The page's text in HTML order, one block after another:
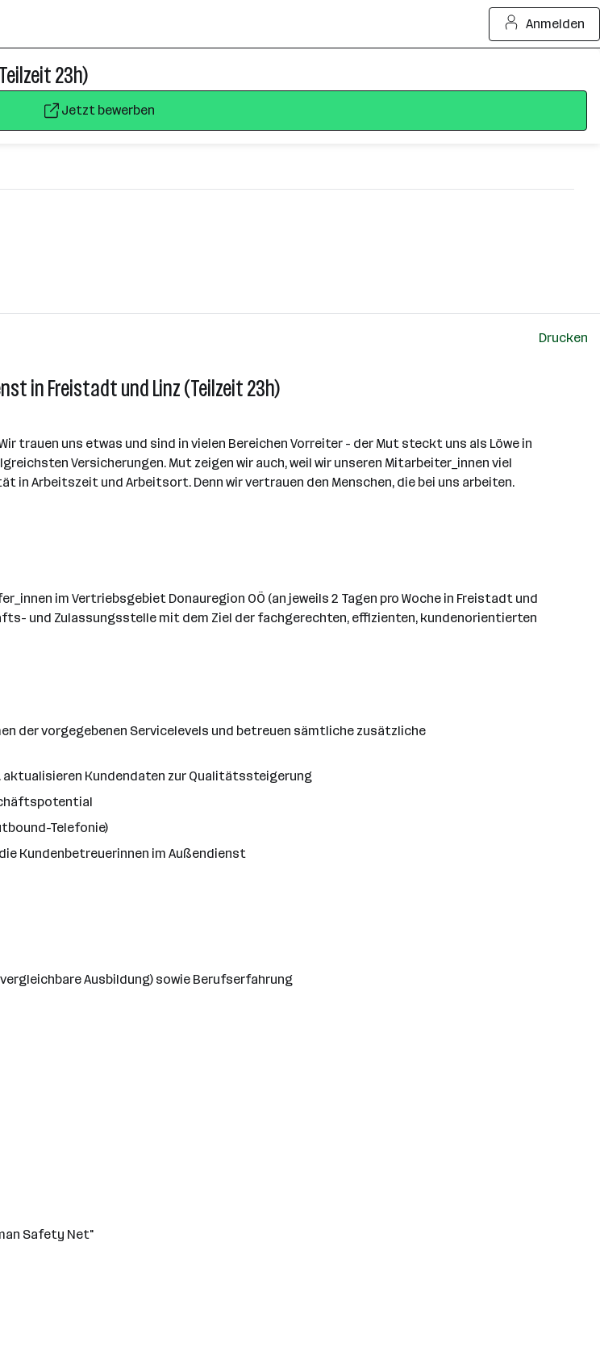
Anmelden
23h)
Jetzt bewerben
Drucken
in Freistadt und Linz (Teilzeit 23h)
trauen uns etwas und sind in vielen Bereichen Vorreiter - der Mut steckt uns als Löwe in
Versicherungen. Mut zeigen wir auch, weil wir unseren Mitarbeiter_innen viel
in Arbeitszeit und Arbeitsort. Denn wir vertrauen den Menschen, die bei uns arbeiten.
im Vertriebsgebiet Donauregion OÖ (an jeweils 2 Tagen pro Woche in Freistadt und
und Zulassungsstelle mit dem Ziel der fachgerechten, effizienten, kundenorientierten
der vorgegebenen Servicelevels und betreuen sämtliche zusätzliche
aktualisieren Kundendaten zur Qualitätssteigerung
Telefonie)
Kundenbetreuerinnen im Außendienst
Ausbildung) sowie Berufserfahrung
Safety Net"